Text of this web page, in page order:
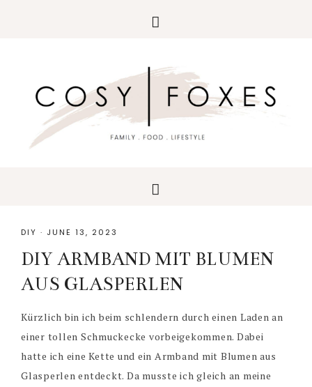
primary
navigation
primary
DIY · JUNE 13, 2023
DIY ARMBAND MIT BLUMEN
AUS GLASPERLEN
Kürzlich bin ich beim schlendern durch einen Laden an
einer tollen Schmuckecke vorbeigekommen. Dabei
hatte ich eine Kette und ein Armband mit Blumen aus
Glasperlen entdeckt. Da musste ich gleich an meine